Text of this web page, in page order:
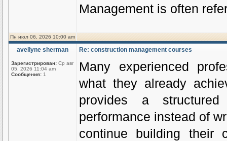
Management is often
Пн июл 06, 2026 10:00 am
avellyne sherman
Зарегистрирован: Ср авг
05, 2026 11:04 am
Сообщения: 1
Re: construction management courses
Many experienced
what they already
provides a
performance instead of
continue building their